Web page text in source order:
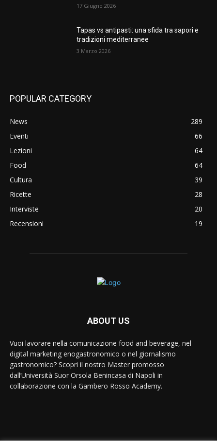
17 Giugno 2026
Tapas vs antipasti: una sfida tra sapori e
tradizioni mediterranee
3 Marzo 2026
POPULAR CATEGORY
News
289
Eventi
66
Lezioni
64
Food
64
Cultura
39
Ricette
28
Interviste
20
Recensioni
19
ABOUT US
Vuoi lavorare nella comunicazione food and beverage, nel
digital marketing enogastronomico o nel giornalismo
gastronomico? Scopri il nostro Master promosso
dall’Università Suor Orsola Benincasa di Napoli in
collaborazione con la Gambero Rosso Academy.